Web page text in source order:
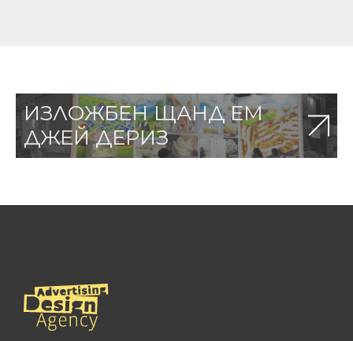
ИЗЛОЖБЕН ЩАНД ЕМ
ДЖЕЙ ДЕРИЗ